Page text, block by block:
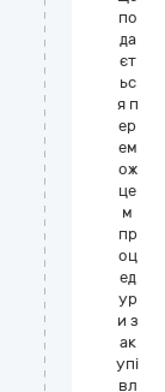
по
да
єт
ьс
я п
ер
ем
ож
це
м
пр
оц
ед
ур
и з
ак
упі
вл